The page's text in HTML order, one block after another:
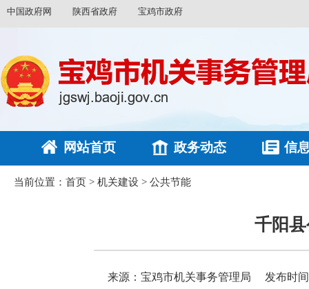
中国政府网 陕西省政府 宝鸡市政府
网站首页 政务动态 信
当前位置： 首页 > 机关建设 > 公共节能
千阳
来源：宝鸡市机关事务管理局 发布时